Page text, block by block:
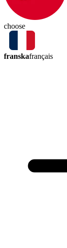
choose
franskafrançais